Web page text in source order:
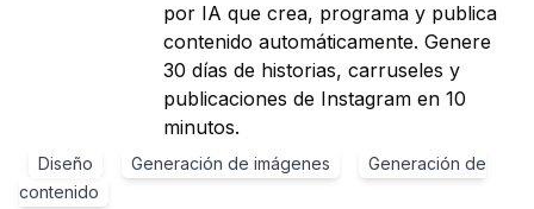
por IA que crea, programa y publica
contenido automáticamente. Genere
30 días de historias, carruseles y
publicaciones de Instagram en 10
minutos.
Diseño Generación de imágenes
Generación de
contenido